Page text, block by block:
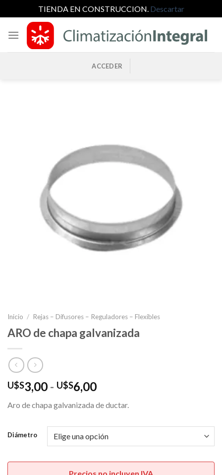
TIENDA EN CONSTRUCCION. Descartar
contenido
ACCEDER
Inicio / Rejas – Difusores – Reguladores – Flexibles
ARO de chapa galvanizada
U$S3,00 - U$S6,00Rango
precios:
U$S3,00
hasta
Aro de chapa galvanizada de ductar.
Diámetro